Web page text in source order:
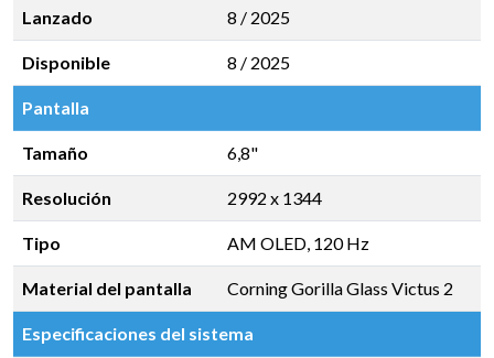
Lanzado 8 / 2025
Disponible 8 / 2025
Pantalla
Tamaño 6,8"
Resolución 2992 x 1344
Tipo AM OLED, 120 Hz
Material del pantalla Corning Gorilla Glass Victus 2
Especificaciones del sistema